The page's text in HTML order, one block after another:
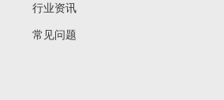
行业资讯
常见问题